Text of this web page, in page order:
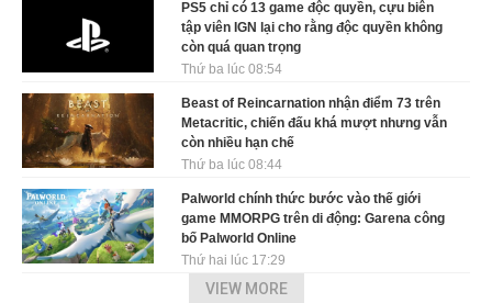
PS5 chỉ có 13 game độc quyền, cựu biên
tập viên IGN lại cho rằng độc quyền không
còn quá quan trọng
Thứ ba lúc 08:54
Beast of Reincarnation nhận điểm 73 trên
Metacritic, chiến đấu khá mượt nhưng vẫn
còn nhiều hạn chế
Thứ ba lúc 08:44
Palworld chính thức bước vào thế giới
game MMORPG trên di động: Garena công
bố Palworld Online
Thứ hai lúc 17:29
VIEW MORE